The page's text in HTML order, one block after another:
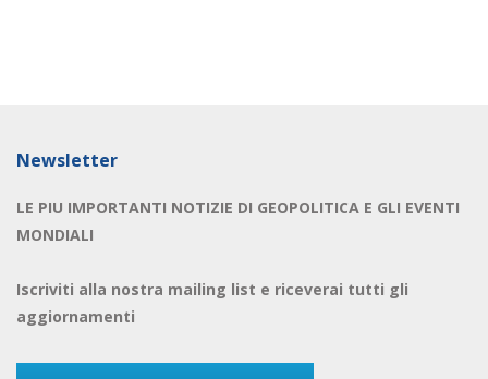
Newsletter
LE PIU IMPORTANTI NOTIZIE DI GEOPOLITICA E GLI EVENTI
MONDIALI
Iscriviti alla nostra mailing list e riceverai tutti gli
aggiornamenti